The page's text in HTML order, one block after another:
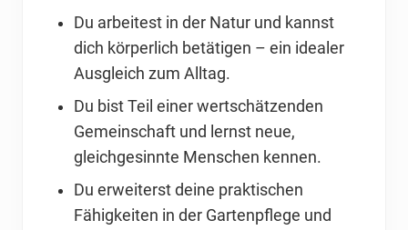
Du arbeitest in der Natur und kannst
dich körperlich betätigen – ein idealer
Ausgleich zum Alltag.
Du bist Teil einer wertschätzenden
Gemeinschaft und lernst neue,
gleichgesinnte Menschen kennen.
Du erweiterst deine praktischen
Fähigkeiten in der Gartenpflege und